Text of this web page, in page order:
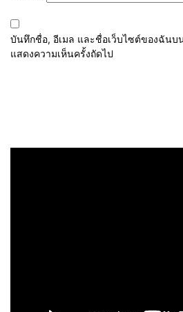
บันทึกชื่อ, อีเมล และชื่อเว็บไซต์ของฉันบ
แสดงความเห็นครั้งถัดไป